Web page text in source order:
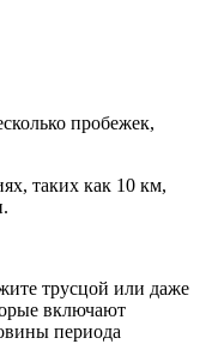
пробежек,
таких как 10 км,
трусцой или даже
включают
периода